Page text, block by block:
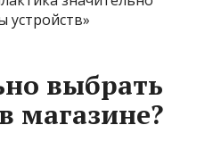
устройств»
выбрать
магазине?